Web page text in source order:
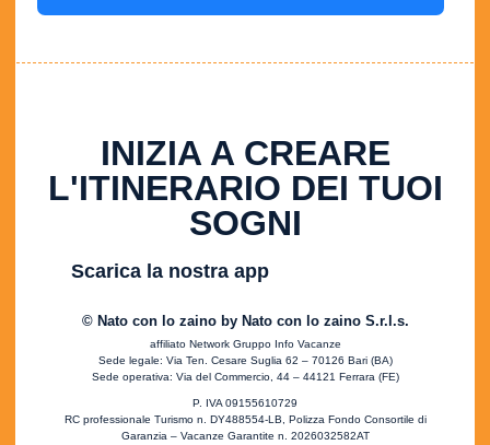
INIZIA A CREARE
L'ITINERARIO DEI TUOI
SOGNI
Scarica la nostra app
© Nato con lo zaino by Nato con lo zaino S.r.l.s.
affiliato Network Gruppo Info Vacanze
Sede legale: Via Ten. Cesare Suglia 62 – 70126 Bari (BA)
Sede operativa: Via del Commercio, 44 – 44121 Ferrara (FE)
P. IVA 09155610729
RC professionale Turismo n. DY488554-LB, Polizza Fondo Consortile di
Garanzia – Vacanze Garantite n. 2026032582AT